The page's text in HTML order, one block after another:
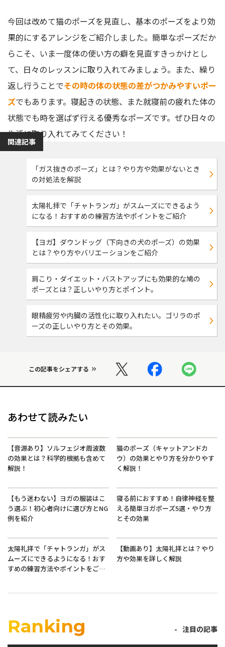
今回は改めて猫のポーズを見直し、基本のポーズをより効
果的にするアレンジをご紹介しました。簡単なポーズだか
らこそ、いま一度体の使い方の癖を見直すきっかけとし
て、日々のレッスンに取り入れてみましょう。また、繰り
返し行うことでその時の体の状態の差がつかみやすいポー
ズでもあります。寝起きの状態、また就寝前の疲れた体の
状態でも時を選ばず行える優秀なポーズです。ぜひ日々の
生活に取り入れてみてください！
関連記事
「ガス抜きのポーズ」とは？やり方や効果がないとき
の対処法を解説
太陽礼拝で「チャトランガ」がスムーズにできるよう
になる！おすすめの練習方法やポイントをご紹介
【ヨガ】ダウンドッグ（下向きの犬のポーズ）の効果
とは？やり方やバリエーションをご紹介
肩こり・ダイエット・バストアップにも効果的な鳩の
ポーズとは？正しいやり方とポイント。
眼精疲労や内臓の活性化に取り入れたい。ゴリラのポ
ーズの正しいやり方とその効果。
この記事をシェアする
あわせて読みたい
【音源あり】ソルフェジオ周波数
の効果とは？科学的根拠も含めて
解説！
猫のポーズ（キャットアンドカ
ウ）の効果とやり方を分かりやす
く解説！
【もう迷わない】ヨガの服装はこ
う選ぶ！初心者向けに選び方とNG
例を紹介
寝る前におすすめ！自律神経を整
える簡単ヨガポーズ5選・やり方
とその効果
太陽礼拝で「チャトランガ」がス
ムーズにできるようになる！おす
すめの練習方法やポイントをご紹
【動画あり】太陽礼拝とは？やり
方や効果を詳しく解説
Ranking 注目の記事